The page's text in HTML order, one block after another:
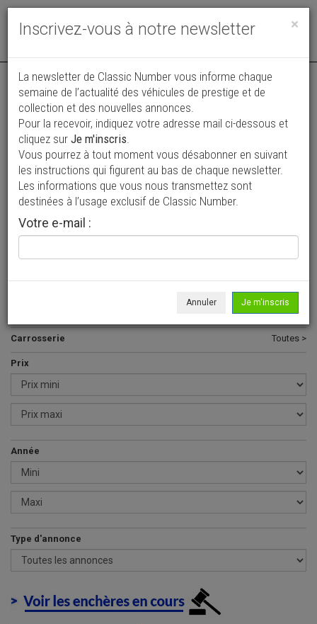
Toggle
Vos annonces vues par
plus de 4 millions de collectionneurs
Ajouter une annonce
> Rechercher un véhicule
Tous >
Carrosserie Toutes >
Prix
Année
Type d'annonce
×
Inscrivez-vous à notre newsletter
La newsletter de Classic Number vous informe chaque
semaine de l’actualité des véhicules de prestige et de
collection et des nouvelles annonces.
Pour la recevoir, indiquez votre adresse mail ci-dessous et
cliquez sur Je m'inscris.
Vous pourrez à tout moment vous désabonner en suivant
les instructions qui figurent au bas de chaque newsletter.
Les informations que vous nous transmettez sont
destinées à l’usage exclusif de Classic Number.
Votre e-mail :
Annuler Je m'inscris